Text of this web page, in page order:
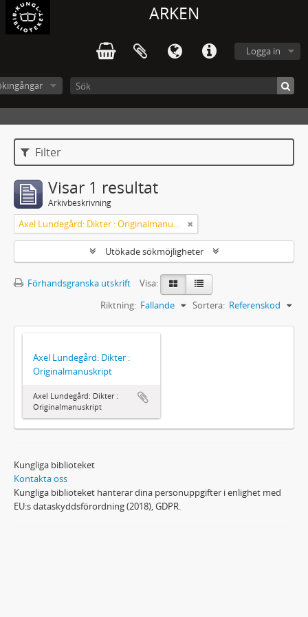
ARKEN
Logga in
Filter
Visar 1 resultat
Arkivbeskrivning
Axel Lundegård: Dikter : Originalmanuskript
Utökade sökmöjligheter
Förhandsgranska utskrift
Visa:
Sortera: Referenskod
Riktning: Fallande
Axel Lundegård: Dikter :
Originalmanuskript
Axel Lundegård: Dikter :
Originalmanuskript
Kungliga biblioteket
Kontakta oss
Kungliga biblioteket hanterar dina personuppgifter i enlighet med
EU:s dataskyddsförordning (2018), GDPR.